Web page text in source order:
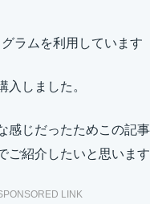
ラムを利用しています
しました。
感じだったためこの記
紹介したいと思います
LINK